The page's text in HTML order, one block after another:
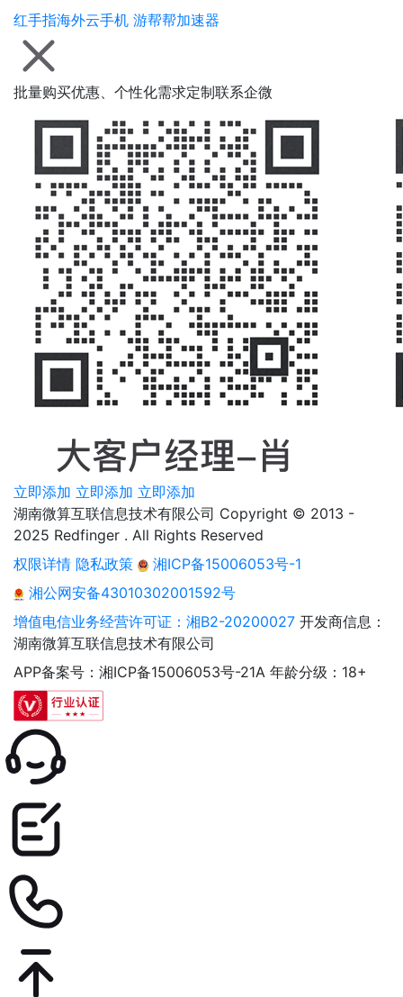
红手指海外云手机 游帮帮加速器
批量购买优惠、个性化需求定制联系企微
立即添加 立即添加 立即添加
湖南微算互联信息技术有限公司 Copyright © 2013 -
2025 Redfinger . All Rights Reserved
权限详情 隐私政策
湘ICP备15006053号-1
湘公网安备43010302001592号
增值电信业务经营许可证：湘B2-20200027 开发商信息：
湖南微算互联信息技术有限公司
APP备案号：湘ICP备15006053号-21A 年龄分级：18+